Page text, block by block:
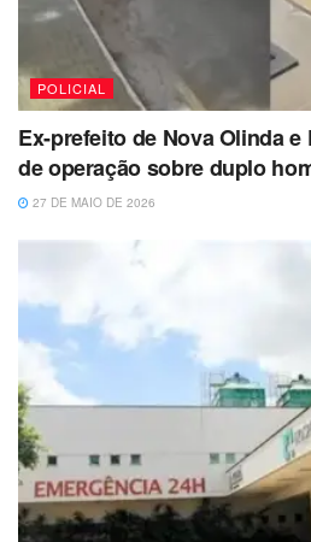
POLICIAL
Ex-prefeito de Nova Olinda
de operação sobre duplo
27 DE MAIO DE 2026